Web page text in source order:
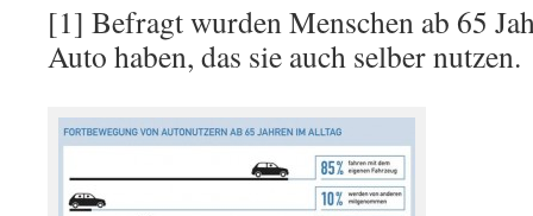
[1] Befragt wurden Menschen ab 65
Auto haben, das sie auch selber nutzen.